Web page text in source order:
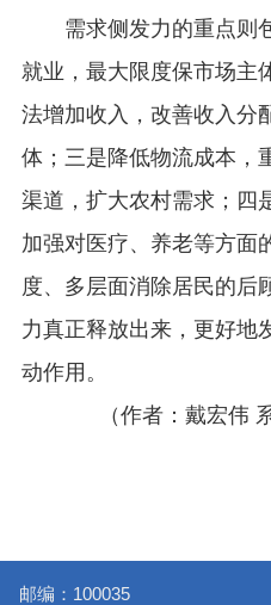
需求侧发力的重点则
就业，最大限度保市场主
法增加收入，改善收入分
体；三是降低物流成本，
渠道，扩大农村需求；四
加强对医疗、养老等方面
度、多层面消除居民的后
力真正释放出来，更好地
动作用。
（作者：戴宏伟 系
邮编：100035